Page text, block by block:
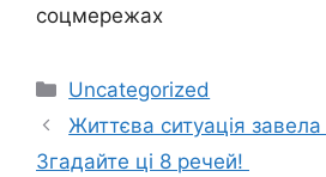
соцмережах
Категорії
Uncategorized
Життєва ситуація завела
Згадайте ці 8 речей!